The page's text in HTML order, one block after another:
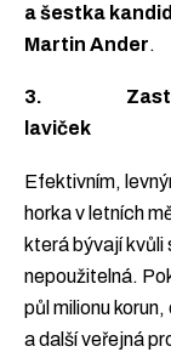
a šestka
Martin Ander.
3.
laviček
Efektivním,
horka v letních
která bývají kvůli
nepoužitelná.
půl milionu
a další veřejná